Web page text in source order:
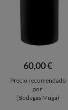
60,00 €
Precio recomendado
por:
(Bodegas Muga)